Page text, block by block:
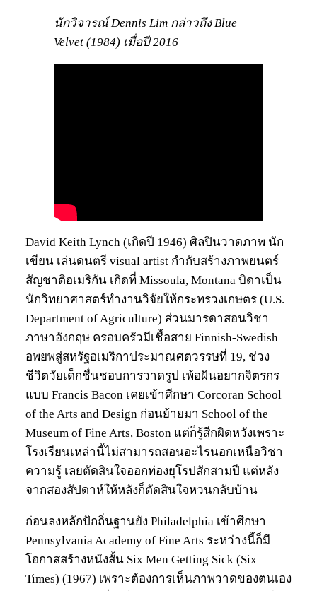
นักวิจารณ์ Dennis Lim กล่าวถึง Blue
Velvet (1984) เมื่อปี 2016
David Keith Lynch (เกิดปี 1946) ศิลปินวาดภาพ นัก
เขียน เล่นดนตรี visual artist กำกับสร้างภาพยนตร์
สัญชาติอเมริกัน เกิดที่ Missoula, Montana บิดาเป็น
นักวิทยาศาสตร์ทำงานวิจัยให้กระทรวงเกษตร (U.S.
Department of Agriculture) ส่วนมารดาสอนวิชา
ภาษาอังกฤษ ครอบครัวมีเชื้อสาย Finnish-Swedish
อพยพสู่สหรัฐอเมริกาประมาณศตวรรษที่ 19, ช่วง
ชีวิตวัยเด็กชื่นชอบการวาดรูป เพ้อฝันอยากจิตรกร
แบบ Francis Bacon เคยเข้าศีกษา Corcoran School
of the Arts and Design ก่อนย้ายมา School of the
Museum of Fine Arts, Boston แต่ก็รู้สีกผิดหวังเพราะ
โรงเรียนเหล่านี้ไม่สามารถสอนอะไรนอกเหนือวิชา
ความรู้ เลยตัดสินใจออกท่องยุโรปสักสามปี แต่หลัง
จากสองสัปดาห์ให้หลังก็ตัดสินใจหวนกลับบ้าน
ก่อนลงหลักปักถิ่นฐานยัง Philadelphia เข้าศีกษา
Pennsylvania Academy of Fine Arts ระหว่างนี้ก็มี
โอกาสสร้างหนังสั้น Six Men Getting Sick (Six
Times) (1967) เพราะต้องการเห็นภาพวาดของตนเอง